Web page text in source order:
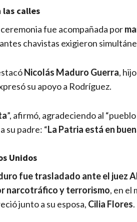
calles
ceremonia fue acompañada por
chavistas exigieron
Nicolás Maduro Guerra,
su apoyo a Rodríguez.
”, afirmó, agradeciendo al
su padre: “La Patria está en
Unidos
fue trasladado ante el juez
narcotráfico y terrorismo, en el
junto a su esposa, Cilia Flores.